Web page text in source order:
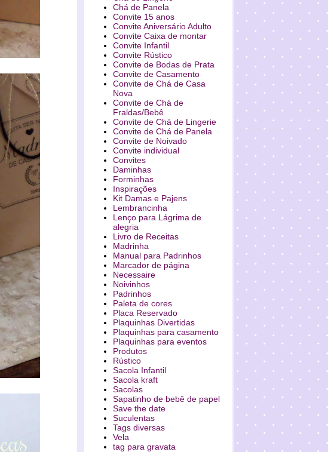
Chá de Panela
Convite 15 anos
Convite Aniversário Adulto
Convite Caixa de montar
Convite Infantil
Convite Rústico
Convite de Bodas de Prata
Convite de Casamento
Convite de Chá de Casa
Nova
Convite de Chá de
Fraldas/Bebê
Convite de Chá de Lingerie
Convite de Chá de Panela
Convite de Noivado
Convite individual
Convites
Daminhas
Forminhas
Inspirações
Kit Damas e Pajens
Lembrancinha
Lenço para Lágrima de
alegria
Livro de Receitas
Madrinha
Manual para Padrinhos
Marcador de página
Necessaire
Noivinhos
Padrinhos
Paleta de cores
Placa Reservado
Plaquinhas Divertidas
Plaquinhas para casamento
Plaquinhas para eventos
Produtos
Rústico
Sacola Infantil
Sacola kraft
Sacolas
Sapatinho de bebê de papel
Save the date
Suculentas
Tags diversas
Vela
tag para gravata